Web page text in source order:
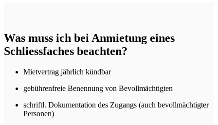
Was muss ich bei Anmietung eines
Schliessfaches beachten?
Mietvertrag jährlich kündbar
gebührenfreie Benennung von Bevollmächtigten
schriftl. Dokumentation des Zugangs (auch bevollmächtigter
Personen)